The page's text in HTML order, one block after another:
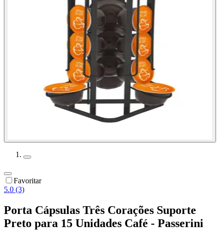
Favoritar
5.0 (3)
Porta Cápsulas Três Corações Suporte
Preto para 15 Unidades Café - Passerini